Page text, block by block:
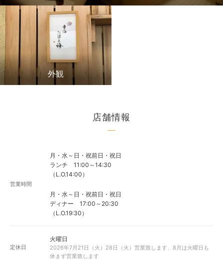
外観
店舗情報
営業時間
月・水～日・祝前日・祝日
ランチ 11:00～14:30
（L.O.14:00）
月・水～日・祝前日・祝日
ディナー 17:00～20:30
（L.O.19:30）
定休日
火曜日
2026年7月21日（火）28日（火）営業致します、8月は火曜日も
休まず営業致します